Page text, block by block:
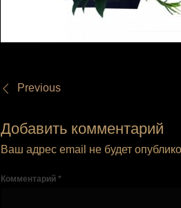
Previous
Добавить комментарий
Ваш адрес email не будет
Комментарий *